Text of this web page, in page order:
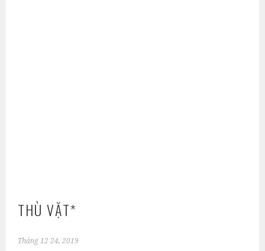
THÙ VẶT*
Tháng 12 24, 2019